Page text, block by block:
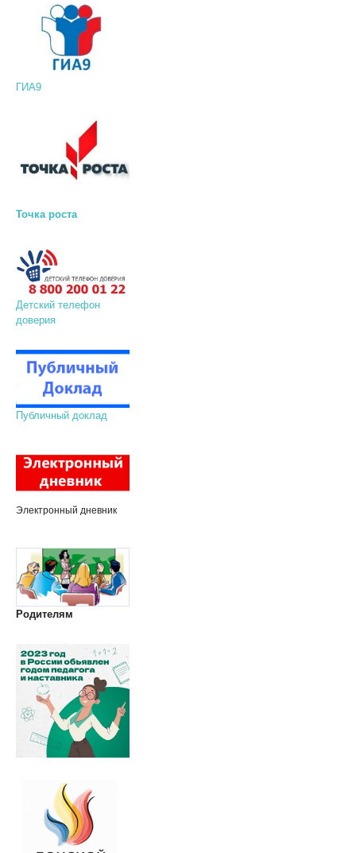
ГИА9
Точка роста
Детский телефон
доверия
Публичный доклад
Электронный дневник
Родителям